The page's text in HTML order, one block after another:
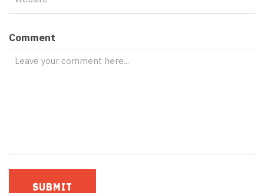
Comment